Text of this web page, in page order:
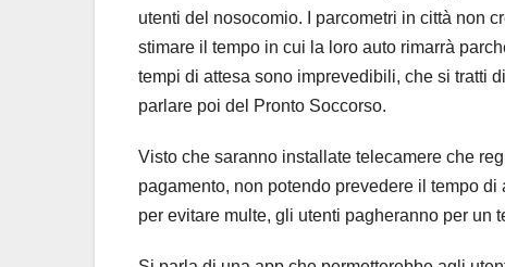
utenti del nosocomio. I parcometri in città non
stimare il tempo in cui la loro auto rimarrà
tempi di attesa sono imprevedibili, che si tratti
parlare poi del Pronto Soccorso.
Visto che saranno installate telecamere che
pagamento, non potendo prevedere il tempo
per evitare multe, gli utenti pagheranno per un